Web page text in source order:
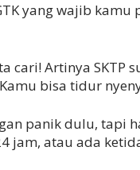
yang wajib
cari! Artinya SKTP
bisa tidur
panik dulu, tapi
jam, atau ada